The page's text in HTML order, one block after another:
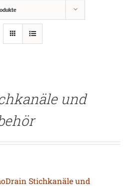
und
Stichkanäle und